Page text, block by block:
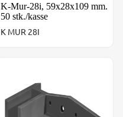
K-Mur-28i, 59x28x109 mm.
50 stk./kasse
K MUR 28I